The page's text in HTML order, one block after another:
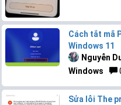
Cách tắt mã
Windows 11
Nguyễn
Windows
Sửa lỗi The